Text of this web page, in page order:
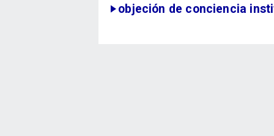
objeción de conciencia